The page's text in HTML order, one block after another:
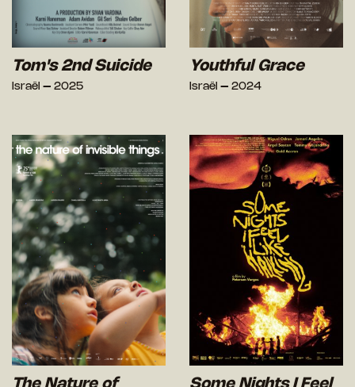
Tom's 2nd Suicide
Israël – 2025
Youthful Grace
Israël – 2024
The Nature of
Some Nights I Feel